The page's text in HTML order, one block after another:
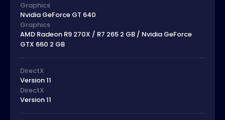
Graphics
Nvidia GeForce GT 640
Graphics
AMD Radeon R9 270X / R7 265 2 GB / Nvidia GeForce
GTX 660 2 GB
DirectX
Version 11
DirectX
Version 11